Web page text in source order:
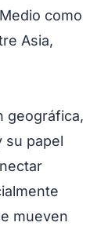
como
Asia,
geográfica,
su papel
mueven